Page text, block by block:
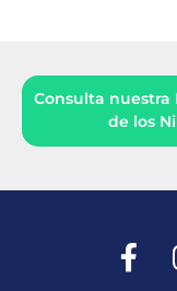
Consulta nuestra
de los